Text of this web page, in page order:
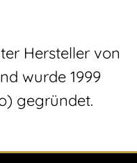
Hersteller von
wurde 1999
gegründet.